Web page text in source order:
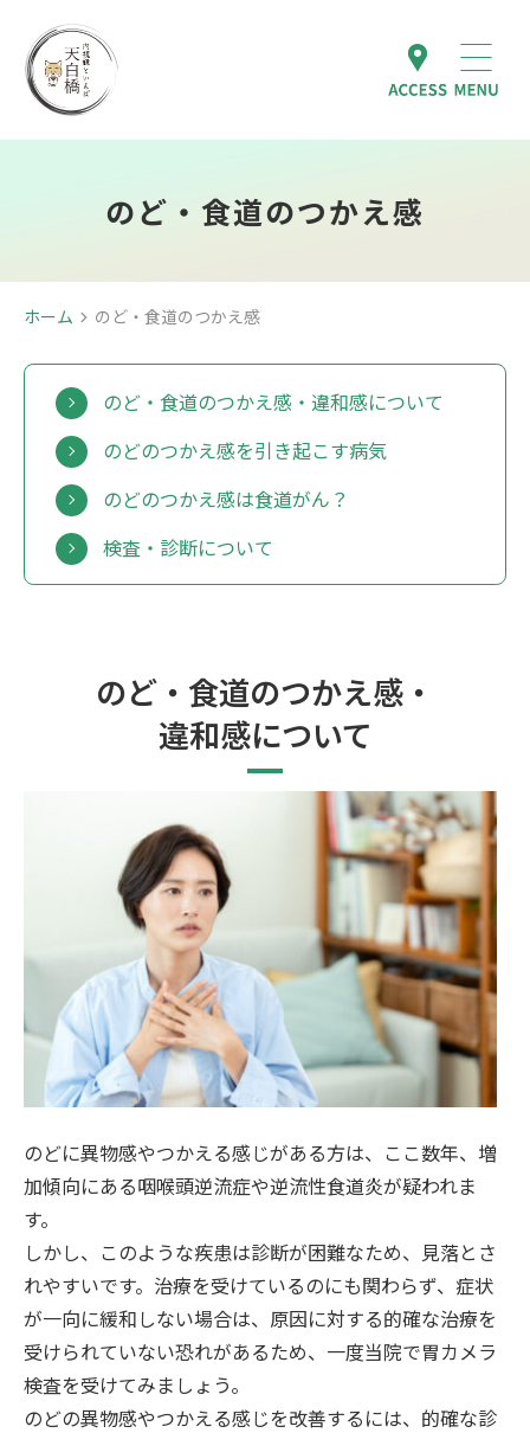
のど・食道のつかえ感
ホーム のど・食道のつかえ感
のど・食道のつかえ感・違和感について
のどのつかえ感を引き起こす病気
のどのつかえ感は食道がん？
検査・診断について
のど・食道のつかえ感・
違和感について
のどに異物感やつかえる感じがある方は、ここ数年、増
加傾向にある咽喉頭逆流症や逆流性食道炎が疑われま
す。
しかし、このような疾患は診断が困難なため、見落とさ
れやすいです。治療を受けているのにも関わらず、症状
が一向に緩和しない場合は、原因に対する的確な治療を
受けられていない恐れがあるため、一度当院で胃カメラ
検査を受けてみましょう。
のどの異物感やつかえる感じを改善するには、的確な診